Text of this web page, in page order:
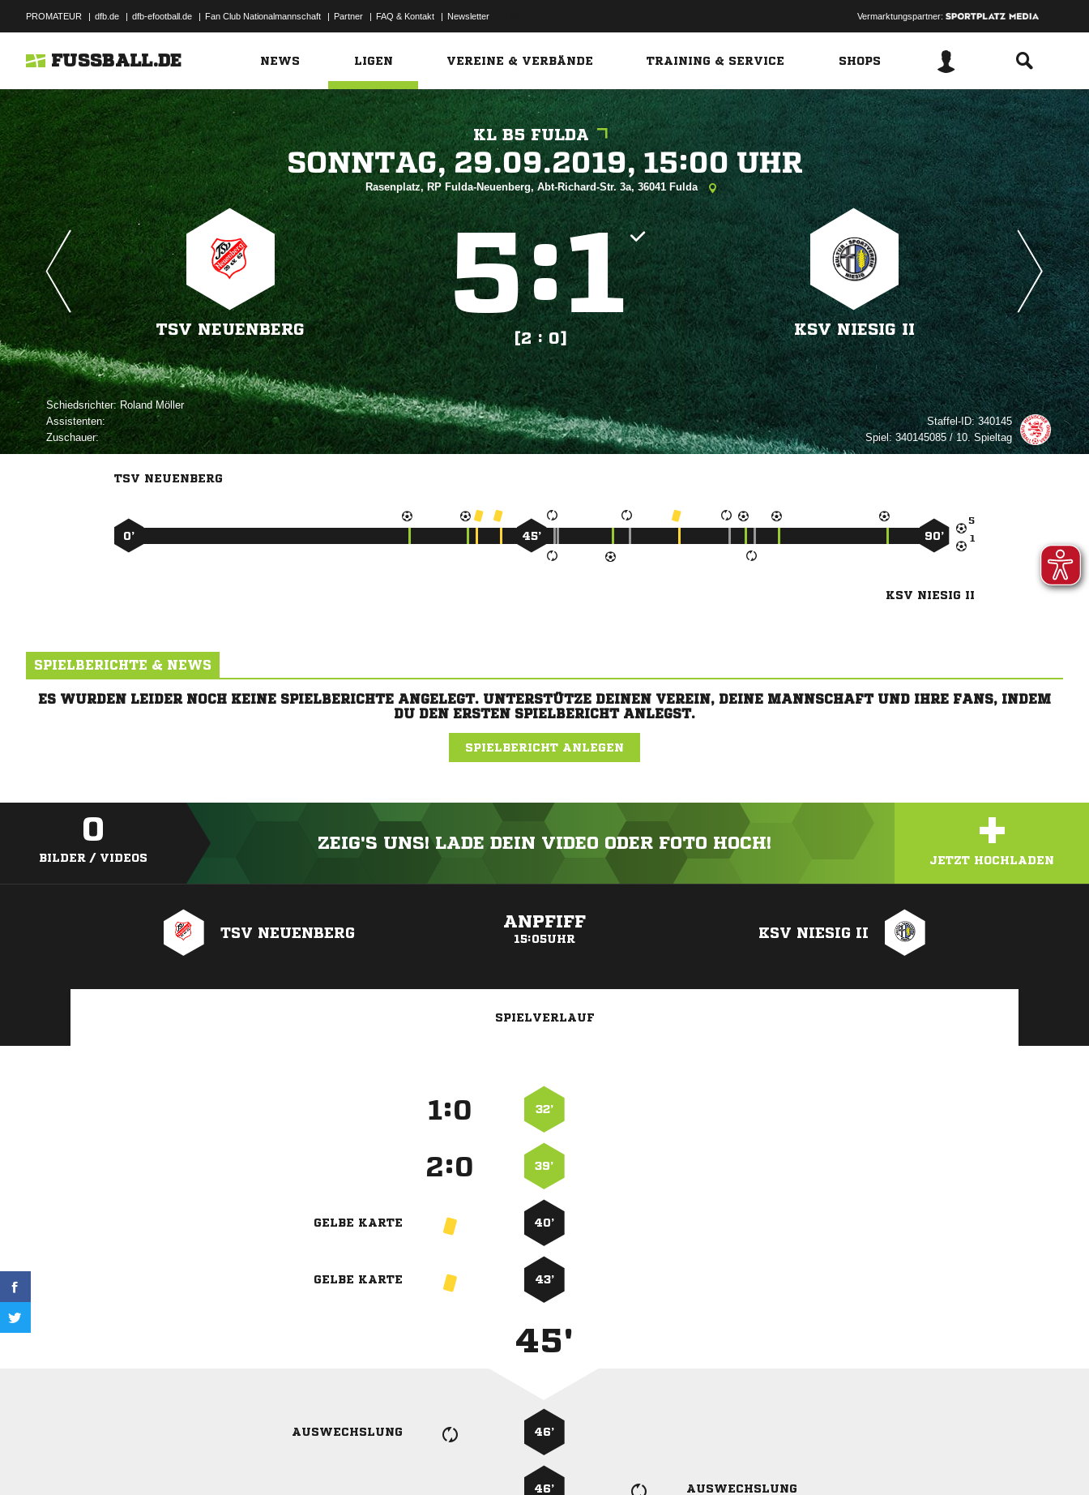
PROMATEUR | dfb.de | dfb-efootball.de | Fan Club Nationalmannschaft | Partner | FAQ & Kontakt | Newsletter Vermarktungspartner:
FUSSBALL.DE NEWS LIGEN VEREINE & VERBÄNDE TRAINING & SERVICE SHOPS
KL B5 FULDA
   
Rasenplatz, RP Fulda-Neuenberg, Abt-Richard-Str. 3a, 36041 Fulda
TSV NEUENBERG
:
[2 : 0]
KSV NIESIG II
Schiedsrichter: 
Assistenten:
Zuschauer:
Staffel-ID:340145
Spiel:340145085 / 10. Spieltag
TSV NEUENBERG


0’ 45’ 90’
KSV NIESIG II
SPIELBERICHTE & NEWS
ES WURDEN LEIDER NOCH KEINE SPIELBERICHTE ANGELEGT. UNTERSTÜTZE DEINEN VEREIN, DEINE MANNSCHAFT UND IHRE FANS, INDEM
DU DEN ERSTEN SPIELBERICHT ANLEGST.
SPIELBERICHT ANLEGEN
0
BILDER / VIDEOS
ZEIG'S UNS! LADE DEIN VIDEO ODER FOTO HOCH! +
JETZT HOCHLADEN
TSV NEUENBERG
ANPFIFF
15:05UHR KSV NIESIG II
SPIELVERLAUF
: 32’
: 39’
GELBE KARTE 40’
GELBE KARTE 43’
45'
AUSWECHSLUNG 46’
46’ AUSWECHSLUNG